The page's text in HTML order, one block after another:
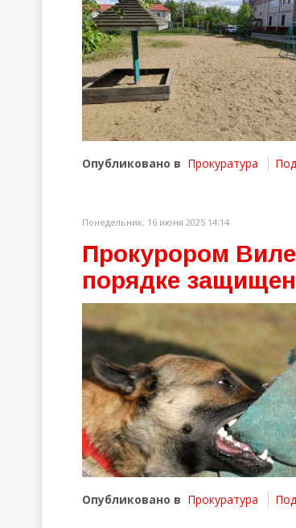
Опубликовано в Прокуратура
Понедельник, 16 июня 2025 14:14
Прокурором
порядке
Опубликовано в Прокуратура